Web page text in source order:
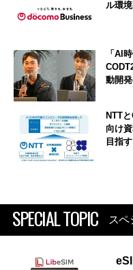
ル環
「AI
動開
NTT
向け
目指す
SPECIAL TOPIC スペ